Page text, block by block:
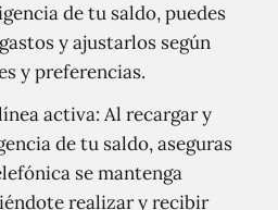
de tu saldo, puedes
y ajustarlos según
y preferencias.
activa: Al recargar y
de tu saldo, aseguras
se mantenga
realizar y recibir